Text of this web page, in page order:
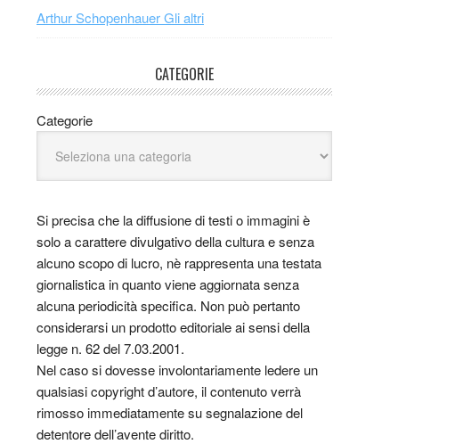
Arthur Schopenhauer Gli altri
CATEGORIE
Categorie
Si precisa che la diffusione di testi o immagini è
solo a carattere divulgativo della cultura e senza
alcuno scopo di lucro, nè rappresenta una testata
giornalistica in quanto viene aggiornata senza
alcuna periodicità specifica. Non può pertanto
considerarsi un prodotto editoriale ai sensi della
legge n. 62 del 7.03.2001.
Nel caso si dovesse involontariamente ledere un
qualsiasi copyright d’autore, il contenuto verrà
rimosso immediatamente su segnalazione del
detentore dell’avente diritto.